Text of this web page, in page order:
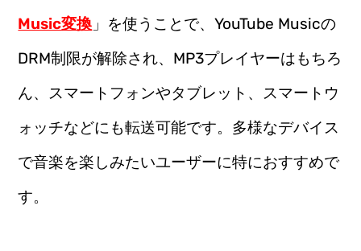
Music変換 」を使うことで、YouTube Musicの
DRM制限が解除され、MP3プレイヤーはもちろ
ん、スマートフォンやタブレット、スマートウ
ォッチなどにも転送可能です。多様なデバイス
で音楽を楽しみたいユーザーに特におすすめで
す。